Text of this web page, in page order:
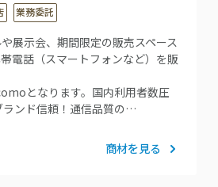
業務委託
展⽰会、期間限定の販売スペース
電話（スマートフォンなど）を販
となります。国内利⽤者数圧
ランド信頼！通信品質の…
商材を見る